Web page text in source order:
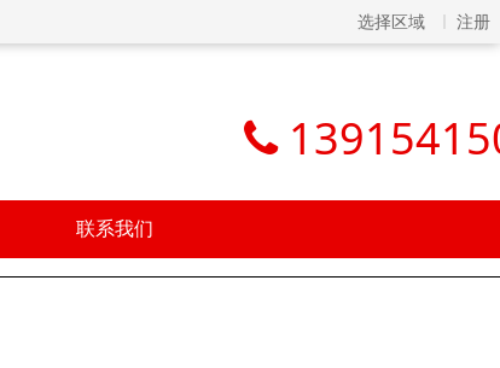
选择区域 注册
联系我们